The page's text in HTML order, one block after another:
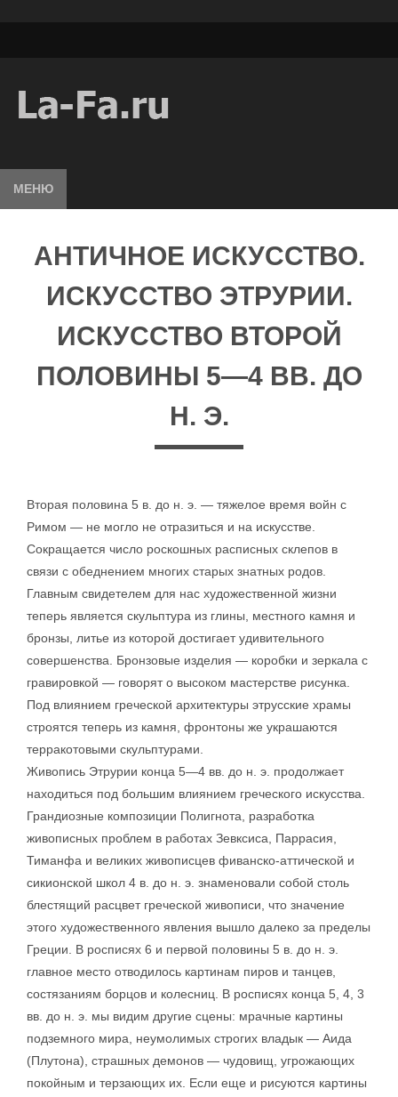
МЕНЮ
АНТИЧНОЕ ИСКУССТВО.
ИСКУССТВО ЭТРУРИИ.
ИСКУССТВО ВТОРОЙ
ПОЛОВИНЫ 5—4 ВВ. ДО
Н. Э.
Вторая половина 5 в. до н. э. — тяжелое время войн с
Римом — не могло не отразиться и на искусстве.
Сокращается число роскошных расписных склепов в
связи с обеднением многих старых знатных родов.
Главным свидетелем для нас художественной жизни
теперь является скульптура из глины, местного камня и
бронзы, литье из которой достигает удивительного
совершенства. Бронзовые изделия — коробки и зеркала с
гравировкой — говорят о высоком мастерстве рисунка.
Под влиянием греческой архитектуры этрусские храмы
строятся теперь из камня, фронтоны же украшаются
терракотовыми скульптурами.
Живопись Этрурии конца 5—4 вв. до н. э. продолжает
находиться под большим влиянием греческого искусства.
Грандиозные композиции Полигнота, разработка
живописных проблем в работах Зевксиса, Паррасия,
Тиманфа и великих живописцев фиванско-аттической и
сикионской школ 4 в. до н. э. знаменовали собой столь
блестящий расцвет греческой живописи, что значение
этого художественного явления вышло далеко за пределы
Греции. В росписях 6 и первой половины 5 в. до н. э.
главное место отводилось картинам пиров и танцев,
состязаниям борцов и колесниц. В росписях конца 5, 4, 3
вв. до н. э. мы видим другие сцены: мрачные картины
подземного мира, неумолимых строгих владык — Аида
(Плутона), страшных демонов — чудовищ, угрожающих
покойным и терзающих их. Если еще и рисуются картины